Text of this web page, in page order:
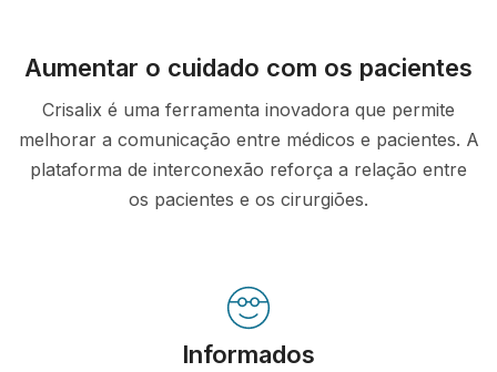
Aumentar o cuidado com os pacientes
Crisalix é uma ferramenta inovadora que permite
melhorar a comunicação entre médicos e pacientes. A
plataforma de interconexão reforça a relação entre
os pacientes e os cirurgiões.
Informados